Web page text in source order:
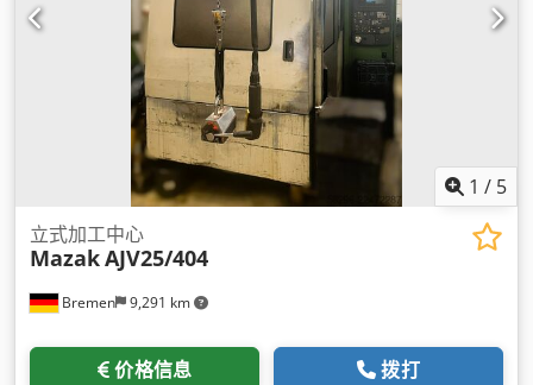
1 / 5
Bremen 9,291 km
立式加工中心
MazakAJV25/404
价格信息 拨打